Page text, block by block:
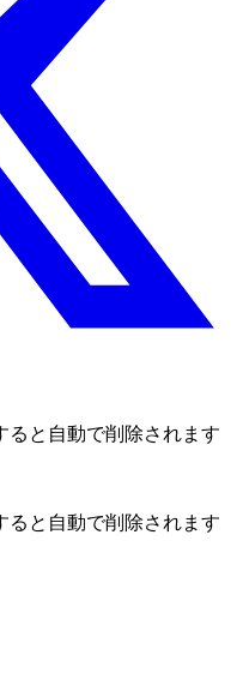
ると自動で削除されます
ると自動で削除されます